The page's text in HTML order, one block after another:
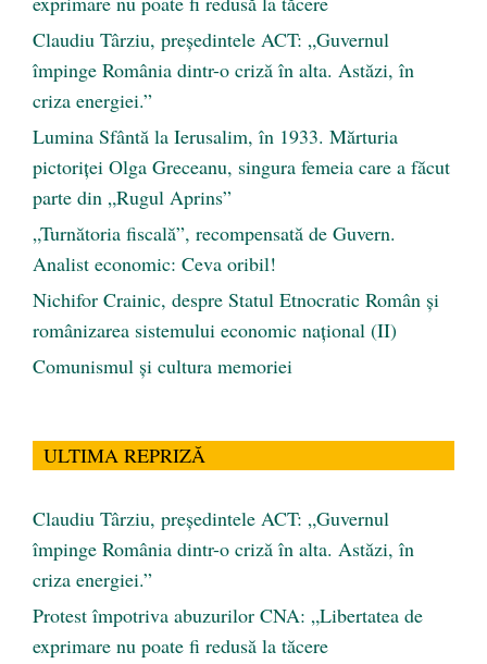
Claudiu Târziu, președintele ACT: „Guvernul
împinge România dintr-o criză în alta. Astăzi, în
criza energiei.”
Lumina Sfântă la Ierusalim, în 1933. Mărturia
pictoriței Olga Greceanu, singura femeia care a făcut
parte din „Rugul Aprins”
„Turnătoria fiscală”, recompensată de Guvern.
Analist economic: Ceva oribil!
Nichifor Crainic, despre Statul Etnocratic Român şi
românizarea sistemului economic naţional (II)
Comunismul şi cultura memoriei
ULTIMA REPRIZĂ
Claudiu Târziu, președintele ACT: „Guvernul
împinge România dintr-o criză în alta. Astăzi, în
criza energiei.”
Protest împotriva abuzurilor CNA: „Libertatea de
exprimare nu poate fi redusă la tăcere